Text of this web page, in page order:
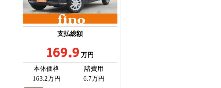
支払総額
169.9 万円
本体価格
163.2万円
諸費用
6.7万円